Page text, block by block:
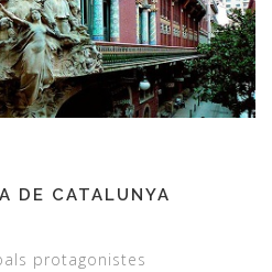
DE CATALUNYA
protagonistes